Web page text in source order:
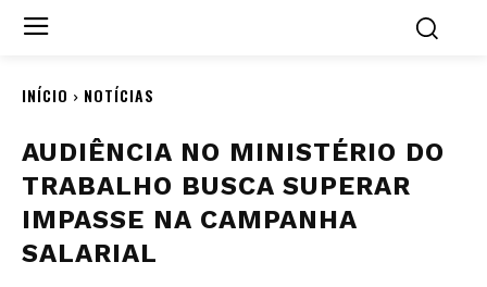
INÍCIO NOTÍCIAS
AUDIÊNCIA NO MINISTÉRIO DO
TRABALHO BUSCA SUPERAR
IMPASSE NA CAMPANHA
SALARIAL